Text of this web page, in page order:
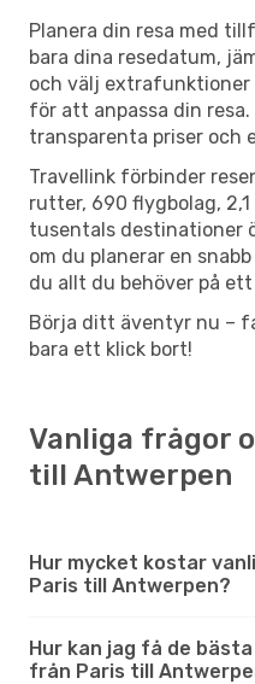
Planera din resa med
bara dina resedatum,
och välj
för att anpassa din
transparenta priser och
Travellink förbinder
rutter, 690 flygbolag,
tusentals destinationer
om du planerar en
du allt du behöver på
Börja ditt äventyr nu –
bara ett klick bort!
Vanliga frågor
till Antwerpen
Hur mycket kostar
Paris till Antwerpen?
Hur kan jag få de
från Paris till